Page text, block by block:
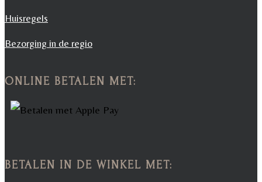
Huisregels
Bezorging in de regio
ONLINE BETALEN MET:
BETALEN IN DE WINKEL MET: